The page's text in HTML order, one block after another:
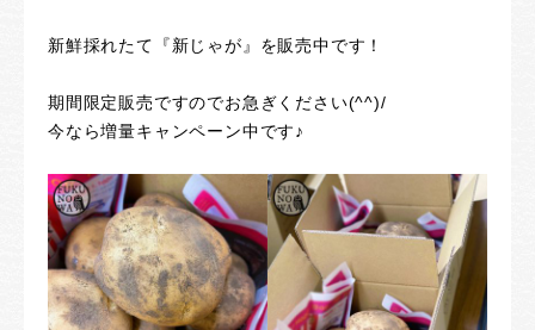
新鮮採れたて『新じゃが』を販売中です！
期間限定販売ですのでお急ぎください(^^)/
今なら増量キャンペーン中です♪